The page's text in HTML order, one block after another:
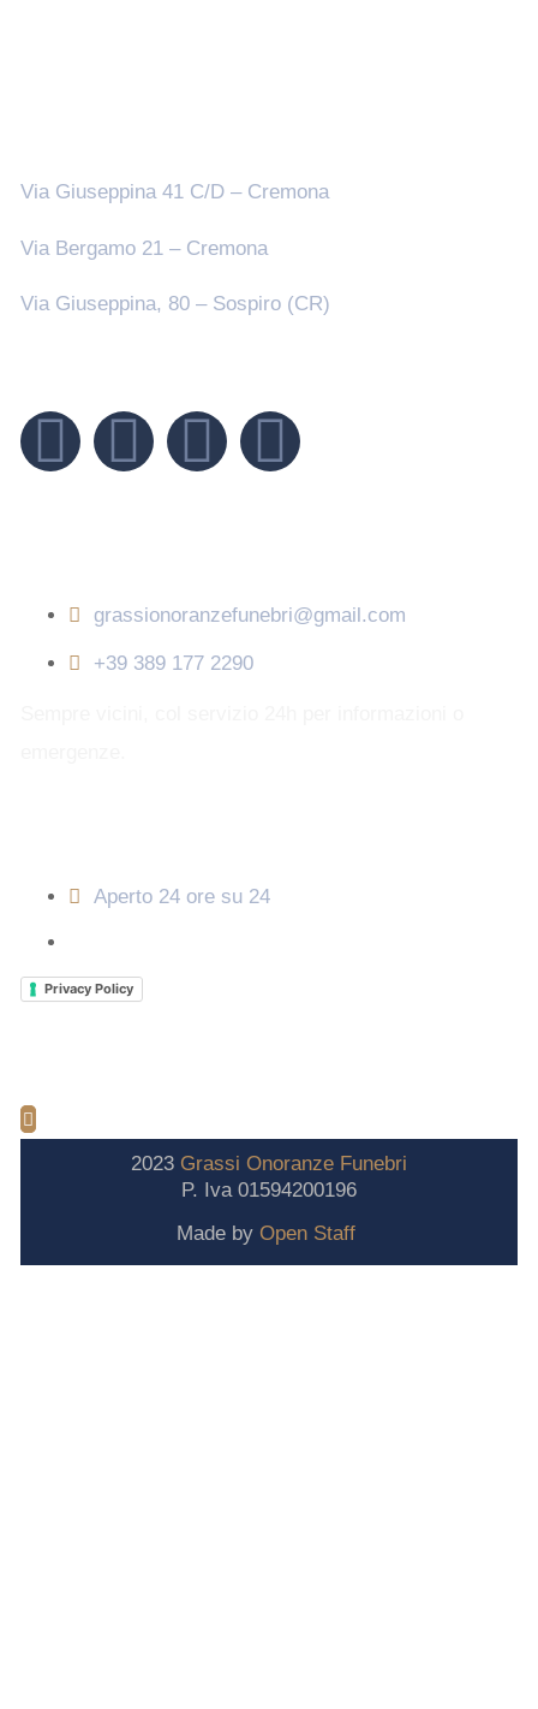
Via Giuseppina 41 C/D – Cremona
Via Bergamo 21 – Cremona
Via Giuseppina, 80 – Sospiro (CR)
grassionoranzefunebri@gmail.com
+39 389 177 2290
Aperto 24 ore su 24
Privacy Policy
2023 Grassi Onoranze Funebri
P. Iva 01594200196
Made by Open Staff